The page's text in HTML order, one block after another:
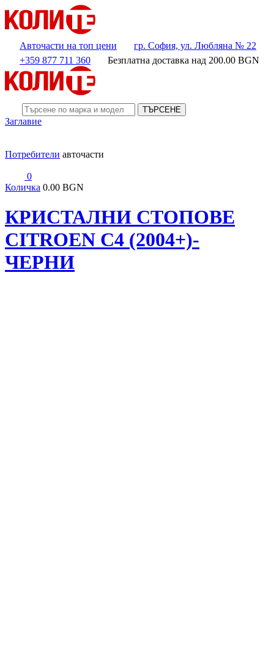
Авточасти на топ цени
гр. София, ул. Любляна № 22
+359 877 711 360
Безплатна доставка над 200.00 BGN
ТЪРСЕНЕ
Заглавие
Потребители авточасти
0
Количка 0.00 BGN
КРИСТАЛНИ СТОПОВЕ
CITROEN C4 (2004+)-
ЧЕРНИ